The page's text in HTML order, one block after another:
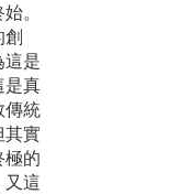
。
這是
是真
傳統
其實
極的
又這